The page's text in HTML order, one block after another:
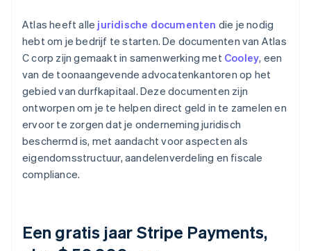
Atlas heeft alle juridische documenten die je nodig
hebt om je bedrijf te starten. De documenten van Atlas
C corp zijn gemaakt in samenwerking met Cooley, een
van de toonaangevende advocatenkantoren op het
gebied van durfkapitaal. Deze documenten zijn
ontworpen om je te helpen direct geld in te zamelen en
ervoor te zorgen dat je onderneming juridisch
beschermd is, met aandacht voor aspecten als
eigendomsstructuur, aandelenverdeling en fiscale
compliance.
Een gratis jaar Stripe Payments,